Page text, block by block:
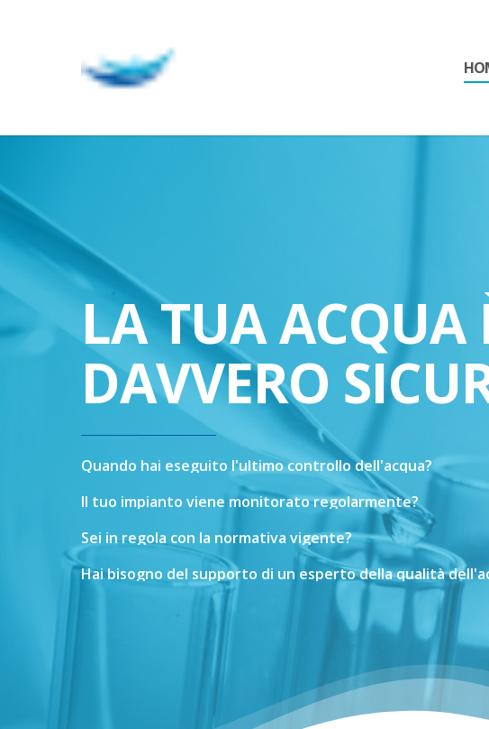
LA TUA ACQUA
DAVVERO
Quando hai eseguito l'ultimo controllo dell'acqua?
Il tuo impianto viene monitoratoregolarmente?
Sei in regola con la normativa vigente?
Hai bisogno del supporto di un espertodellaqualità